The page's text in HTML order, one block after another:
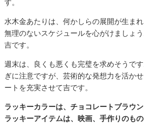
す。
水木金あたりは、何かしらの展開が生ま
無理のないスケジュールを心がけましょ
吉です。
週末は、良くも悪くも完璧を求めそうで
ぎに注意ですが、芸術的な発想力を活か
ートを充実させて吉です。
ラッキーカラーは、チョコレートブラウン
ラッキーアイテムは、映画、手作りのもの